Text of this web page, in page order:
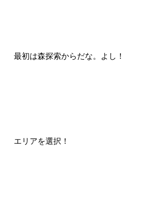
最初は森探索からだな。よし！
エリアを選択！